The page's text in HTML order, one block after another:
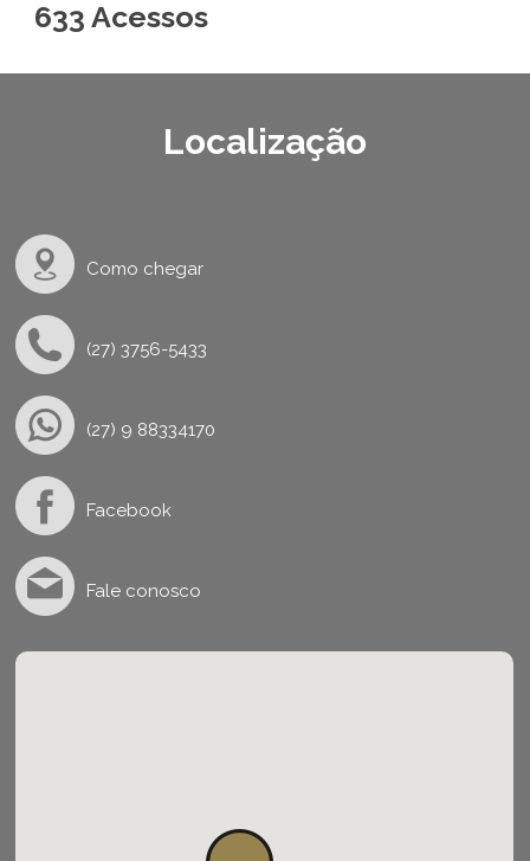
633 Acessos
Localização
Como chegar
(27) 3756-5433
(27) 9 88334170
Facebook
Fale conosco